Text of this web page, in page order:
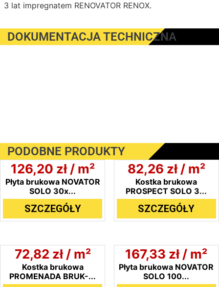
3 lat impregnatem RENOVATOR RENOX.
DOKUMENTACJA TECHNICZNA
PODOBNE PRODUKTY
126,20 zł / m²
Płyta brukowa NOVATOR
SOLO 30x...
SZCZEGÓŁY
82,26 zł / m²
Kostka brukowa
PROSPECT SOLO 3...
SZCZEGÓŁY
72,82 zł / m²
Kostka brukowa
PROMENADA BRUK-...
167,33 zł / m²
Płyta brukowa NOVATOR
SOLO 100...